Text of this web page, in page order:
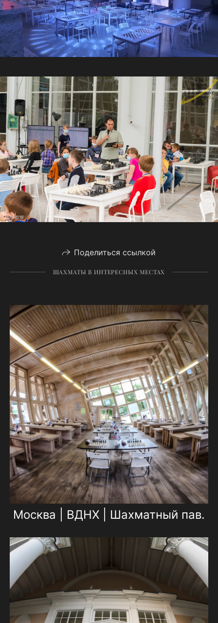
Поделиться ссылкой
ШАХМАТЫ В ИНТЕРЕСНЫХ МЕСТАХ
Москва | ВДНХ | Шахматный пав.